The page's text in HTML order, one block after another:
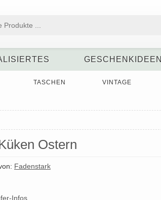
GESCHENKIDEEN
TASCHEN VINTAGE
Ostern
Fadenstark
Infos